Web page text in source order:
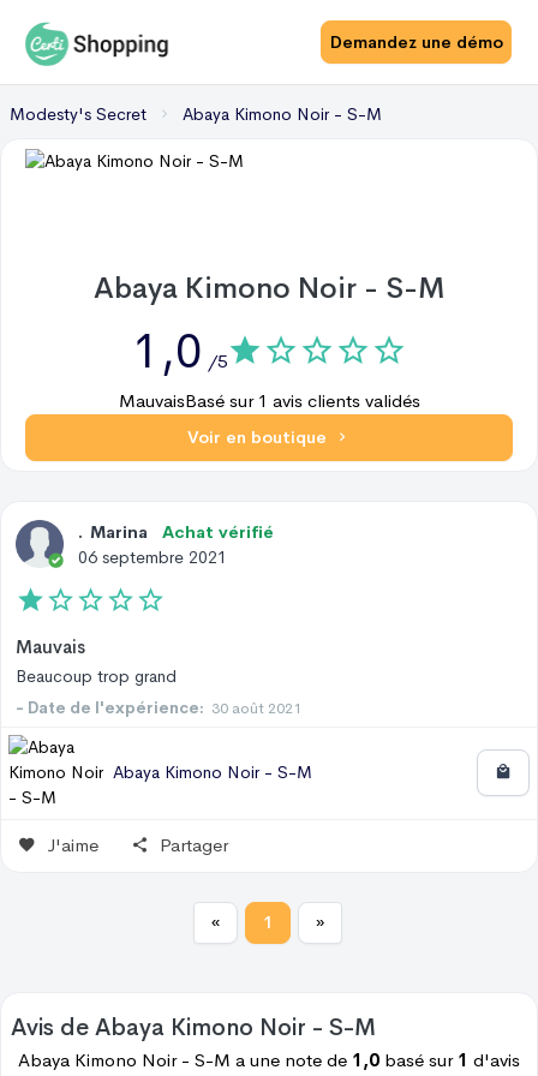
Demandez une démo
Modesty's Secret Abaya Kimono Noir - S-M
Abaya Kimono Noir - S-M
1,0 /5
MauvaisBasé sur 1 avis clients validés
Voir en boutique
. Marina
Achat vérifié
06 septembre 2021
Mauvais
Beaucoup trop grand
- Date de l'expérience: 30 août 2021
Abaya Kimono Noir - S-M
J'aime Partager
« 1 »
Avis de Abaya Kimono Noir - S-M
Abaya Kimono Noir - S-M a une note de 1,0 basé sur 1 d'avis